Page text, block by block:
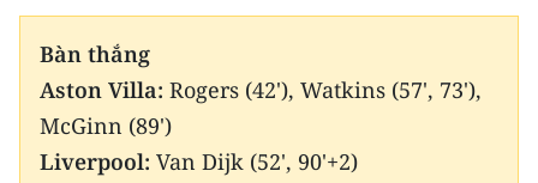
TRI THỨC CHUYÊN SÂU
54 DÂN TỘC VIỆT NAM
CHƯƠNG TRÌNH OCOP - MỖI XÃ
Bàn thắng
Aston Villa: Rogers (42'), Watkins (57', 73'),
McGinn (89')
Liverpool: Van Dijk (52', 90'+2)